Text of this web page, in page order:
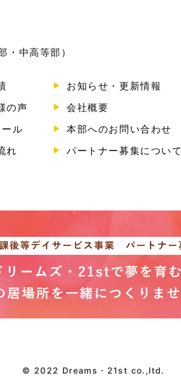
・中高等部）
の声
ル
れ
お知らせ・更新情報
会社概要
本部へのお問い合わせ
パートナー募集について
© 2022 Dreams・21st co.,ltd.